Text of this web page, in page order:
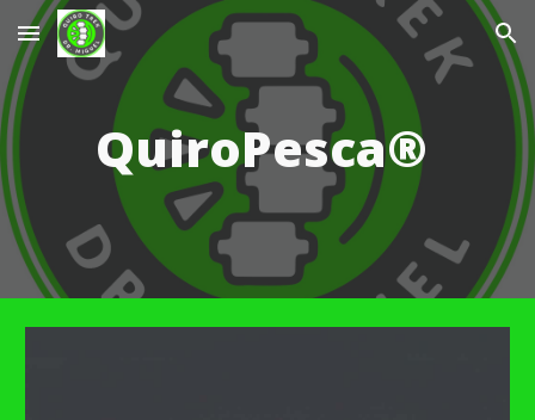
Skip to main content Skip to navigation
QuiroPesca®